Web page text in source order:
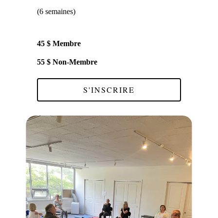
(6 semaines)
45 $ Membre
55 $ Non-Membre
S'INSCRIRE